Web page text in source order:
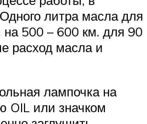
литра масла для
на 500 – 600 км. для 90
расход масла и
лампочка на
OIL или значком